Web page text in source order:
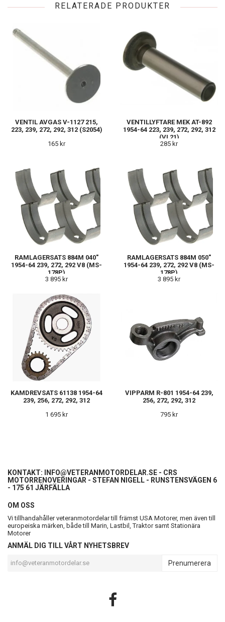
RELATERADE PRODUKTER
VENTIL AVGAS V-1127 215,
223, 239, 272, 292, 312 (S2054)
165 kr
VENTILLYFTARE MEK AT-892
1954-64 223, 239, 272, 292, 312
(VL21)
285 kr
RAMLAGERSATS 884M 040"
1954-64 239, 272, 292 V8 (MS-
178P)
3 895 kr
RAMLAGERSATS 884M 050"
1954-64 239, 272, 292 V8 (MS-
178P)
3 895 kr
KAMDREVSATS 61138 1954-64
239, 256, 272, 292, 312
1 695 kr
VIPPARM R-801 1954-64 239,
256, 272, 292, 312
795 kr
KONTAKT: INFO@VETERANMOTORDELAR.SE - CRS
MOTORRENOVERINGAR - STEFAN NIGELL - RUNSTENSVÄGEN 6
- 175 61 JÄRFÄLLA
OM OSS
Vi tillhandahåller veteranmotordelar till främst USA Motorer, men även till
europeiska märken, både till Marin, Lastbil, Traktor samt Stationära
Motorer
ANMÄL DIG TILL VÅRT NYHETSBREV
Prenumerera